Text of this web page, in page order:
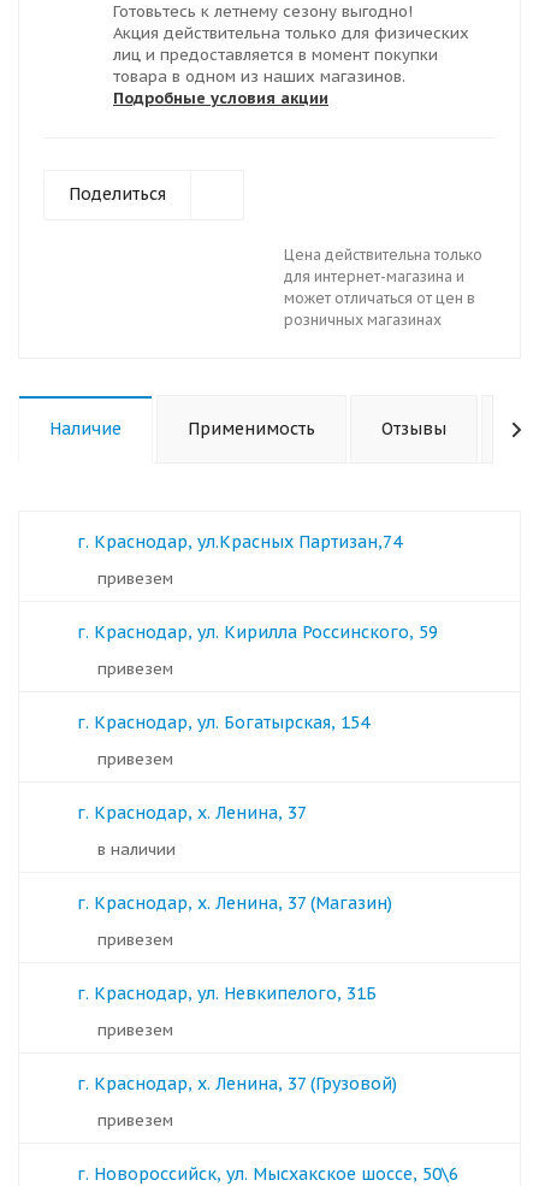
Готовьтесь к летнему сезону выгодно!
Акция действительна только для физических
лиц и предоставляется в момент покупки
товара в одном из наших магазинов.
Подробные условия акции
Поделиться
Цена действительна только
для интернет-магазина и
может отличаться от цен в
розничных магазинах
Наличие Применимость Отзывы
г. Краснодар, ул.Красных Партизан,74
Привезем
г. Краснодар, ул. Кирилла Россинского, 59
Привезем
г. Краснодар, ул. Богатырская, 154
Привезем
г. Краснодар, х. Ленина, 37
в наличии
г. Краснодар, х. Ленина, 37 (Магазин)
Привезем
г. Краснодар, ул. Невкипелого, 31Б
Привезем
г. Краснодар, х. Ленина, 37 (Грузовой)
Привезем
г. Новороссийск, ул. Мысхакское шоссе, 50\6